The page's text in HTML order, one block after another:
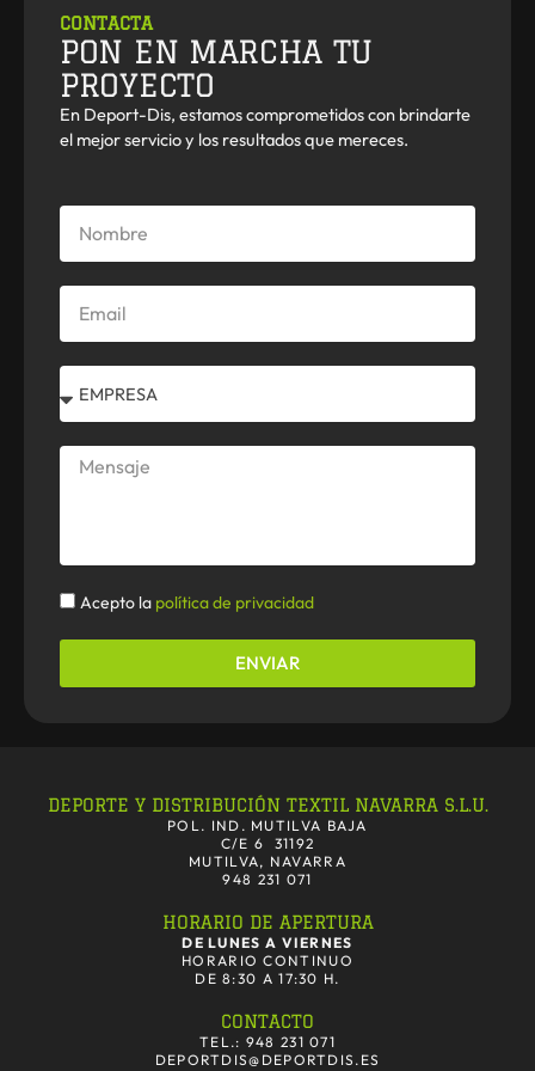
CONTACTA
PON EN MARCHA TU
PROYECTO
En Deport-Dis, estamos comprometidos con brindarte
el mejor servicio y los resultados que mereces.
Nombre
Email
Select
Mensaje
Politica
Acepto la política de privacidad
ENVIAR
DEPORTE Y DISTRIBUCIÓN TEXTIL NAVARRA S.L.U.
POL. IND. MUTILVA BAJA
C/E 6 31192
MUTILVA, NAVARRA
948 231 071
HORARIO DE APERTURA
DE LUNES A VIERNES
HORARIO CONTINUO
DE 8:30 A 17:30 H.
CONTACTO
TEL.: 948 231 071
DEPORTDIS@DEPORTDIS.ES